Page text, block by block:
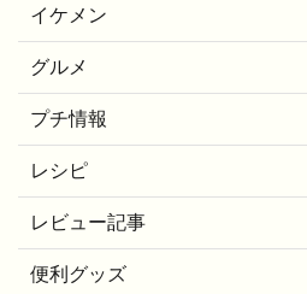
イケメン
グルメ
プチ情報
レシピ
レビュー記事
便利グッズ